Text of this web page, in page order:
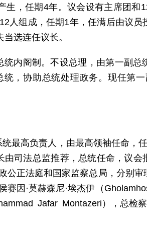
生，任期4年。议会设有主席团和
人组成，任期1年，任满后由议
选连任议长。
内阁制。不设总理，由第一副总
，协助总统处理政务。现任第
最高负责人，由最高领袖任命，
司法总监推荐，总统任命，议会
公正法庭和国家监察总局，分别
赛因·莫赫森尼·埃杰伊（
Jafar Montazeri），总检